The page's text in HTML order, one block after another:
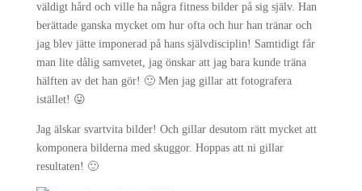
väldigt hård och ville ha några fitness bilder på sig själv. Han
berättade ganska mycket om hur ofta och hur han tränar och
jag blev jätte imponerad på hans självdisciplin! Samtidigt får
man lite dålig samvetet, jag önskar att jag bara kunde träna
hälften av det han gör! 🙂 Men jag gillar att fotografera
istället! 😛
Jag älskar svartvita bilder! Och gillar desutom rätt mycket att
komponera bilderna med skuggor. Hoppas att ni gillar
resultaten! 🙂